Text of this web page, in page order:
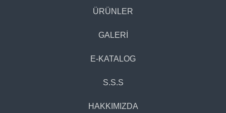
ÜRÜNLER
GALERİ
E-KATALOG
S.S.S
HAKKIMIZDA